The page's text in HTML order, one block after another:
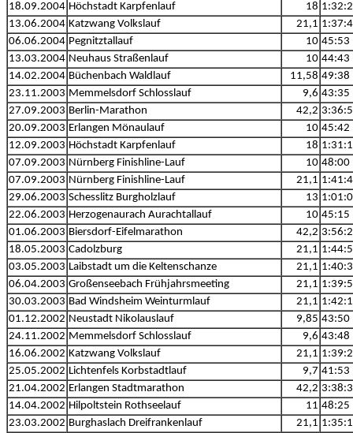
18.09.2004 Höchstadt Karpfenlauf 18
13.06.2004 Katzwang Volkslauf 21,1
06.06.2004 Pegnitztallauf 10 45:53
13.03.2004 Neuhaus Straßenlauf 10 44:43
14.02.2004 Büchenbach Waldlauf 11,58 49:38
23.11.2003 Memmelsdorf Schlosslauf 9,6 43:35
27.09.2003 Berlin-Marathon 42,2
20.09.2003 Erlangen Mönaulauf 10 45:42
12.09.2003 Höchstadt Karpfenlauf 18
07.09.2003 Nürnberg Finishline-Lauf 10 48:00
07.09.2003 Nürnberg Finishline-Lauf 21,1
29.06.2003 Schesslitz Burgholzlauf 13
22.06.2003 Herzogenaurach Aurachtallauf 10 45:15
01.06.2003 Biersdorf-Eifelmarathon 42,2
18.05.2003 Cadolzburg 21,1
03.05.2003 Laibstadt um die Keltenschanze 21,1
06.04.2003 Großenseebach Frühjahrsmeeting 21,1
30.03.2003 Bad Windsheim Weinturmlauf 21,1
01.12.2002 Neustadt Nikolauslauf 9,85 43:50
24.11.2002 Memmelsdorf Schlosslauf 9,6 43:48
16.06.2002 Katzwang Volkslauf 21,1
25.05.2002 Lichtenfels Korbstadtlauf 9,7 41:53
21.04.2002 Erlangen Stadtmarathon 42,2
14.04.2002 Hilpoltstein Rothseelauf 11 48:25
23.03.2002 Burghaslach Dreifrankenlauf 21,1